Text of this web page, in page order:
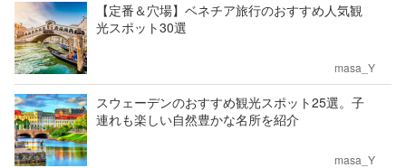
【定番＆穴場】ベネチア旅行のおすすめ人気観
光スポット30選
masa_Y
スウェーデンのおすすめ観光スポット25選。子
連れも楽しい自然豊かな名所を紹介
masa_Y